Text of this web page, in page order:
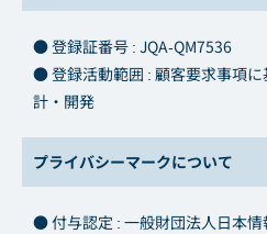
● 登録証番号 : JQA-QM7536
● 登録活動範囲 : 顧客要求事項
計・開発
プライバシーマークについて
● 付与認定 : 一般財団法人日本